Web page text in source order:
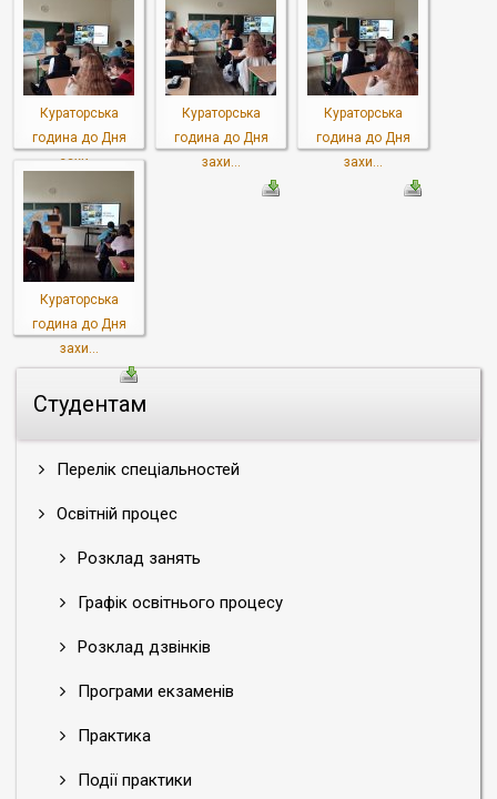
Студентам
Перелік спеціальностей
Освітній процес
Розклад занять
Графік освітнього процесу
Розклад дзвінків
Програми екзаменів
Практика
Події практики
Кураторська
година до Дня
захи...
Кураторська
година до Дня
захи...
Кураторська
година до Дня
захи...
Кураторська
година до Дня
захи...